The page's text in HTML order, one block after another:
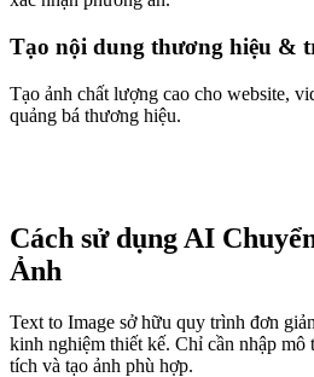
Tạo nội dung thương hiệu &
Tạo ảnh chất lượng cao cho website,
quảng bá thương hiệu.
Cách sử dụng AI
Ảnh
Text to Image sở hữu quy trình đơn
kinh nghiệm thiết kế. Chỉ cần nhập mô
tích và tạo ảnh phù hợp.